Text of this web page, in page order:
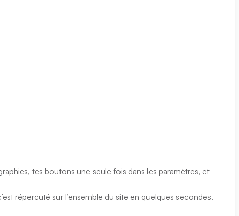
tes boutons une seule fois dans les paramètres, et
répercuté sur l’ensemble du site en quelques secondes.